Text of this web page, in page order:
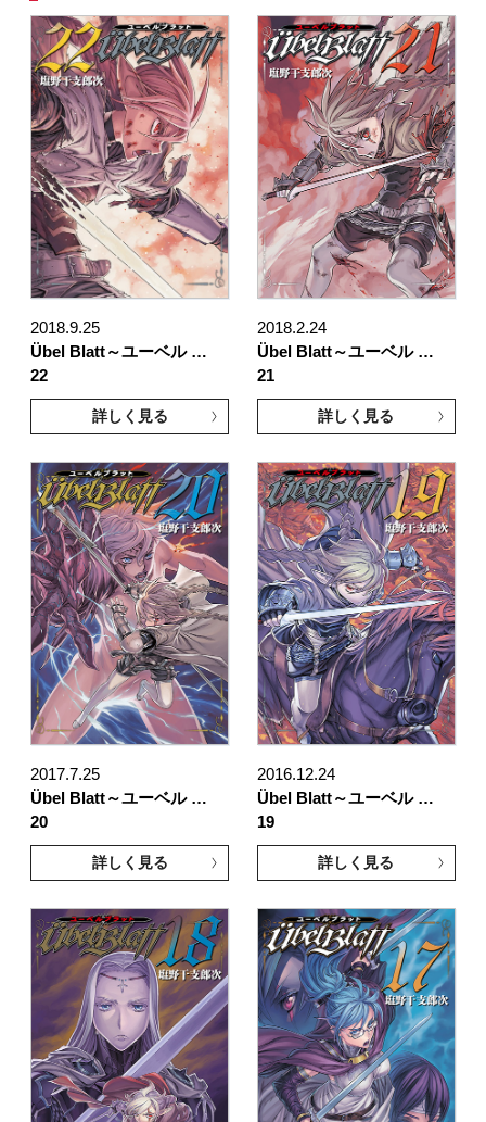
2018.9.25
Übel Blatt～ユーベル …
22
詳しく見る
2018.2.24
Übel Blatt～ユーベル …
21
詳しく見る
2017.7.25
Übel Blatt～ユーベル …
20
詳しく見る
2016.12.24
Übel Blatt～ユーベル …
19
詳しく見る